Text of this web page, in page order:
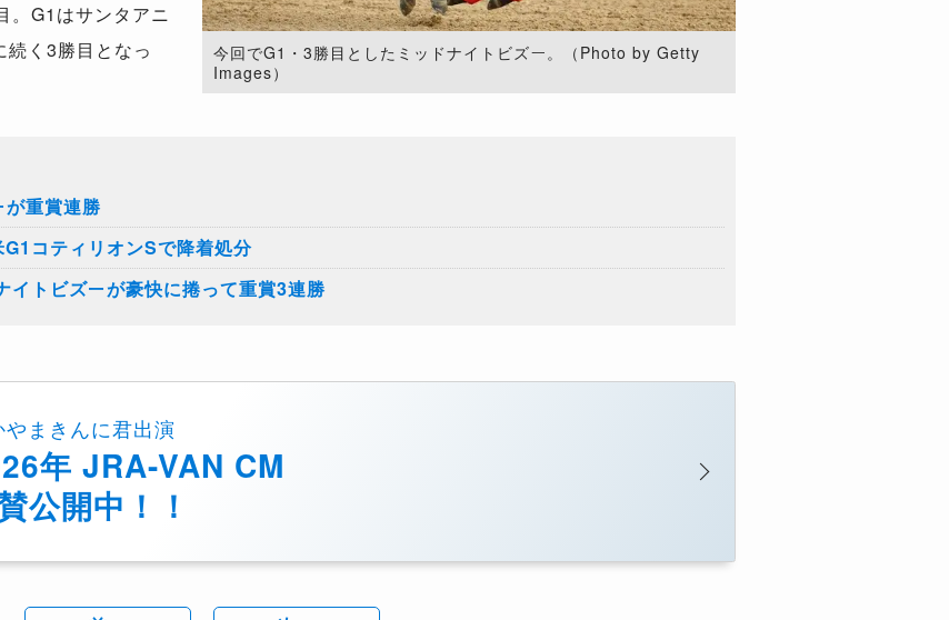
今回でG1・3勝目としたミッドナイトビズー。（Photo by Getty
Images）
。G1はサンタアニ
続く3勝目となっ
重賞連勝
コティリオンSで降着処分
イトビズーが豪快に捲って重賞3連勝
やまきんに君出演
年 JRA-VAN CM
公開中！！